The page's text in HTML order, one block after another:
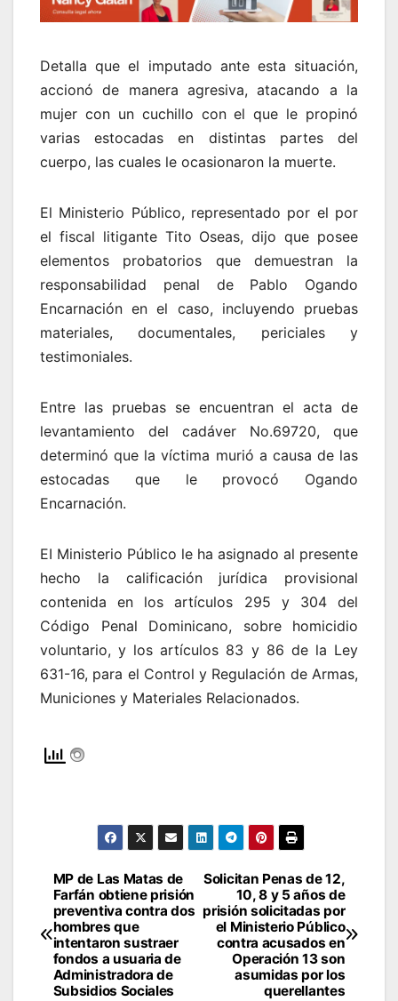
Detalla que el imputado ante esta situación,
accionó de manera agresiva, atacando a la
mujer con un cuchillo con el que le propinó
varias estocadas en distintas partes del
cuerpo, las cuales le ocasionaron la muerte.
El Ministerio Público, representado por el por
el fiscal litigante Tito Oseas, dijo que posee
elementos probatorios que demuestran la
responsabilidad penal de Pablo Ogando
Encarnación en el caso, incluyendo pruebas
materiales, documentales, periciales y
testimoniales.
Entre las pruebas se encuentran el acta de
levantamiento del cadáver No.69720, que
determinó que la víctima murió a causa de las
estocadas que le provocó Ogando
Encarnación.
EI Ministerio Público le ha asignado al presente
hecho la calificación jurídica provisional
contenida en los artículos 295 y 304 del
Código Penal Dominicano, sobre homicidio
voluntario, y los artículos 83 y 86 de la Ley
631-16, para el Control y Regulación de Armas,
Municiones y Materiales Relacionados.
Navegación
de
entradas
Solicitan Penas de 12,
10, 8 y 5 años de
prisión solicitadas por
el Ministerio Público
contra acusados en
Operación 13 son
asumidas por los
querellantes
MP de Las Matas de
Farfán obtiene prisión
preventiva contra dos
hombres que
intentaron sustraer
fondos a usuaria de
Administradora de
Subsidios Sociales